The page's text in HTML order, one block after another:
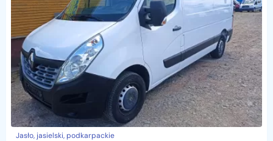
Jasło, jasielski, podkarpackie